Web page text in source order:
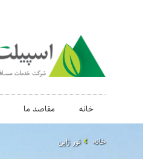
خانه مقاصد ما
خانه تور ژاپن